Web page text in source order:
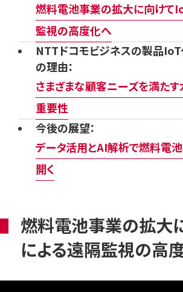
燃料電池事業の拡大に向けて
監視の高度化へ
NTTドコモビジネスの製品
の理由：
さまざまな顧客ニーズを満た
重要性
今後の展望：
データ活用とAI解析で燃料電
開く
燃料電池事業の拡大
による遠隔監視の高